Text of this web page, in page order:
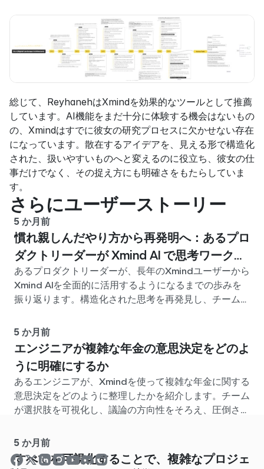
総じて、ReyhanehはXmindを効果的なツールとして推薦
しています。AI機能をまだ十分に体験する機会はないもの
の、Xmindはすでに彼女の研究プロセスに欠かせない存在
になっています。散在するアイデアを、見える形で構造化
された、扱いやすいものへと変えるのに役立ち、彼女の仕
事だけでなく、その捉え方にも明確さをもたらしていま
す。
さらにユーザーストーリー
5 か月前
慣れ親しんだやり方から再発明へ：あるプロ
ダクトリーダーが Xmind AI で思考ワークフ
ローを再構築した方法
あるプロダクトリーダーが、長年のXmindユーザーから
Xmind AIを全面的に活用するようになるまでの歩みを
振り返ります。構造化された思考を再発見し、チームで
しくなるアイデア整理の課題に向き合っていきます。
5 か月前
エンジニアが複雑な年金の意思決定をどのよ
うに明確にするか
あるエンジニアが、Xmindを使って複雑な年金に関する
意思決定をどのように整理したかを紹介します。チーム
が選択肢を可視化し、議論の方向性をそろえ、圧倒され
5 か月前
すべてを可視化することで、複雑なプロジェ